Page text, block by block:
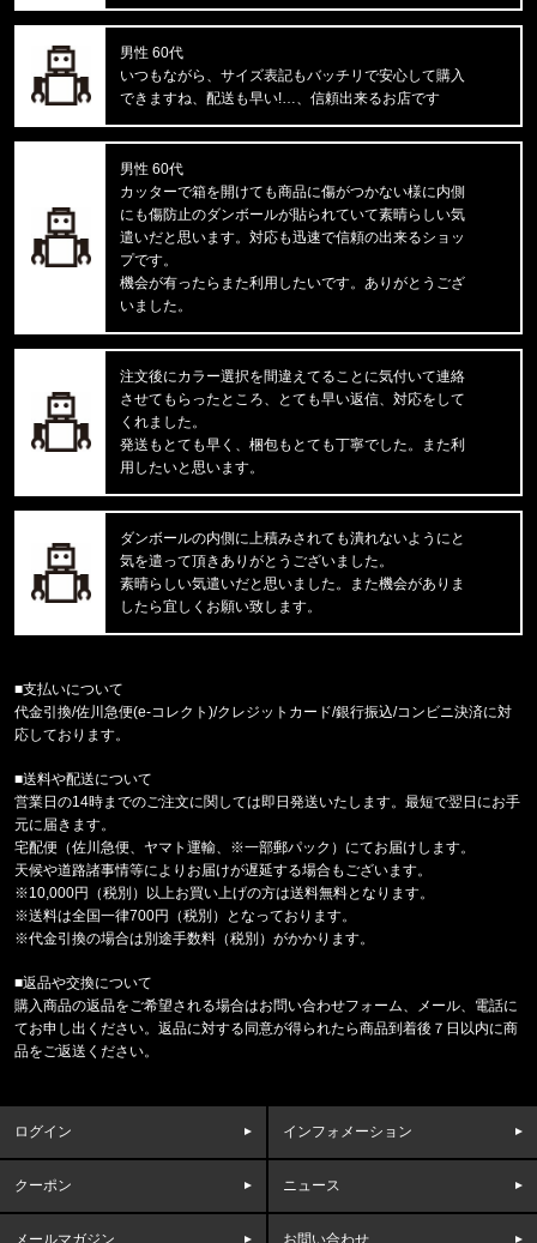
X597 PANELED SKINNY STACK
東京都のお客様ご注文ありがとうございます。
mnml/ミニマル
東京都のお客様ご注文ありがとうございます。
CARHARTT/カーハート
M IRVINE RELAXED WORK T-S
東京都のお客様ご注文ありがとうございます。
reversal/リバーサル
東京都のお客様ご注文ありがとうございます。
reversal/リバーサル
NEW GIANT BAG rvbs0251532
東京都のお客様ご注文ありがとうございます。
reversal/リバーサル
東京都のお客様ご注文ありがとうございます。
reversal/リバーサル
東京都のお客様ご注文ありがとうございます。
THRASHER/スラッシャー
東京都のお客様ご注文ありがとうございます。
47 Brand/フォーティーセブンブランド
福岡県のお客様ご注文ありがとうございます。
BILLIONAIRE BOYS CLUB/ﾋﾞﾘｵﾈｱﾎﾞｰｲｽﾞｸﾗﾌﾞ
MESH LS SHIRT C&S BBC
東京都のお客様ご注文ありがとうございます。
THE NORTH FACE/ノースフェイス
BOREALIS NF0A52SE 56U1534
47キャップ ルナー クリーンナップ '
福岡県のお客様ご注文ありがとうございます。
47 Brand/フォーティーセブンブランド
パドレス キャップ '47 MVP チャ
男性 60代
いつもながら、サイズ表記もバッチリで安心して購入
できますね、配送も早い!…、信頼出来るお店です
男性 60代
カッターで箱を開けても商品に傷がつかない様に内側
にも傷防止のダンボールが貼られていて素晴らしい気
遣いだと思います。対応も迅速で信頼の出来るショッ
プです。
機会が有ったらまた利用したいです。ありがとうござ
いました。
注文後にカラー選択を間違えてることに気付いて連絡
させてもらったところ、とても早い返信、対応をして
くれました。
発送もとても早く、梱包もとても丁寧でした。また利
用したいと思います。
ダンボールの内側に上積みされても潰れないようにと
気を遣って頂きありがとうございました。
素晴らしい気遣いだと思いました。また機会がありま
したら宜しくお願い致します。
■支払いについて
代金引換/佐川急便(e-コレクト)/クレジットカード/銀行振込/コンビニ決済に対
応しております。
■送料や配送について
営業日の14時までのご注文に関しては即日発送いたします。最短で翌日にお手
元に届きます。
宅配便（佐川急便、ヤマト運輸、※一部郵パック）にてお届けします。
天候や道路諸事情等によりお届けが遅延する場合もございます。
※10,000円（税別）以上お買い上げの方は送料無料となります。
※送料は全国一律700円（税別）となっております。
※代金引換の場合は別途手数料（税別）がかかります。
■返品や交換について
購入商品の返品をご希望される場合はお問い合わせフォーム、メール、電話に
てお申し出ください。返品に対する同意が得られたら商品到着後７日以内に商
品をご返送ください。
ログイン インフォメーション
クーポン ニュース
メールマガジン お問い合わせ